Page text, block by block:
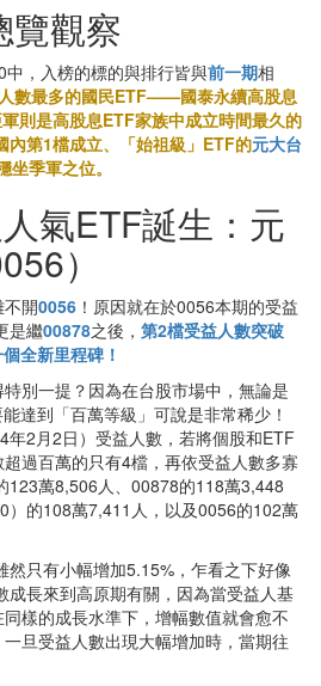
覽觀察
，入榜的標的與排行皆與前一期相
數最多的國民ETF——國泰永續高股息
則是高股息ETF家族中成立時間最久的
內第1檔成立、「始祖級」ETF的元大台
坐季軍之位。
氣ETF誕生：元
）
開0056 ！原因就在於0056本期的受益
是繼00878之後， 第2檔受益人數突破
全新里程碑！
別一提？因為在台股市場中，無論是
達到「百萬等級」可說是非常稀少！
年2月2日）受益人數，若將個股和ETF
過百萬的只有4檔，再依受益人數多寡
123萬8,506人、00878的118萬3,448
）的108萬7,411人，以及0056的102萬
只有小幅增加5.15%，乍看之下好像
成長來到高原期有關，因為當受益人基
樣的成長水準下，增幅數值就會愈不
旦受益人數出現大幅增加時，當期往